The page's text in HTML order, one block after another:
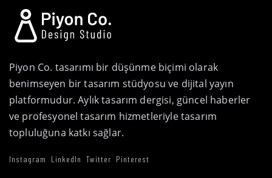
Piyon Co. tasarımı bir düşünme biçimi olarak
benimseyen bir tasarım stüdyosu ve dijital yayın
platformudur. Aylık tasarım dergisi, güncel haberler
ve profesyonel tasarım hizmetleriyle tasarım
topluluğuna katkı sağlar.
Instagram LinkedIn Twitter Pinterest